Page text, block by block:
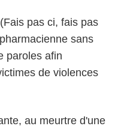
(Fais pas ci, fais pas
sans
paroles afin
de violences
au meurtre d'une